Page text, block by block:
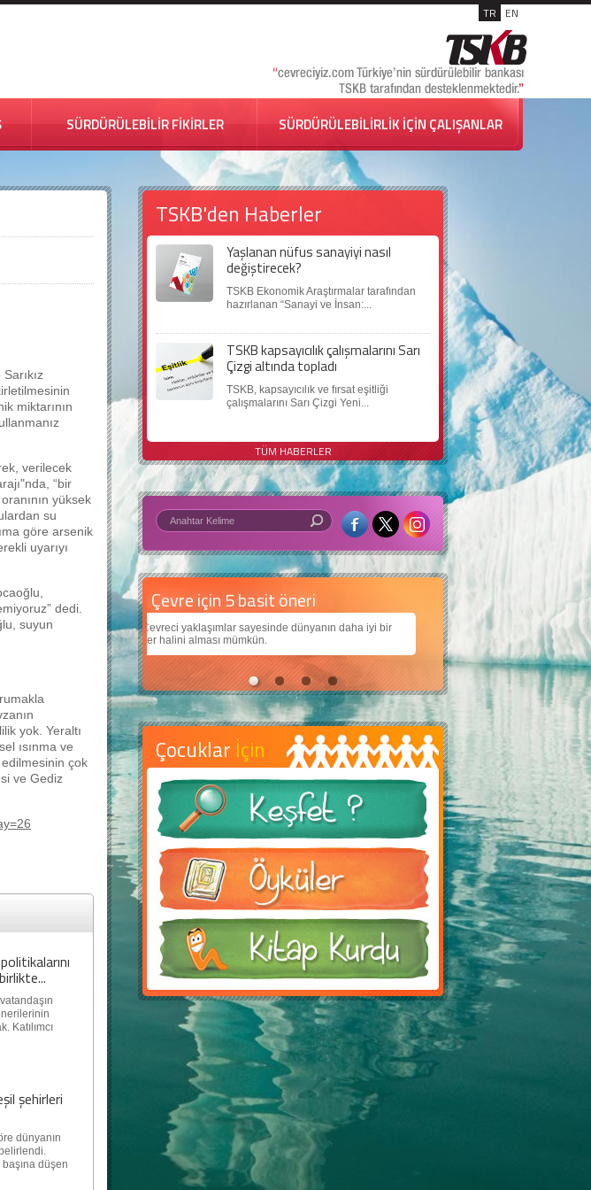
TR EN
SÜRDÜRÜLEBİLİR FİKİRLER SÜRDÜRÜLEBİLİRLİK İÇİN ÇALIŞANLAR
miktarının
verilecek
“bir
yüksek
su
göre arsenik
uyarıyı
dedi.
suyun
yok. Yeraltı
ısınma ve
edilmesinin çok
ve Gediz
Katılımcı
şehirleri
dünyanın
düşen
TSKB'den Haberler
Yaşlanan nüfus sanayiyi nasıl
değiştirecek?
TSKB Ekonomik Araştırmalar tarafından
hazırlanan “Sanayi ve İnsan:...
TSKB kapsayıcılık çalışmalarını Sarı
Çizgi altında topladı
TSKB, kapsayıcılık ve fırsat eşitliği
çalışmalarını Sarı Çizgi Yeni...
TÜM HABERLER
Çevre için 5 basit öneri
dünyanın daha iyi bir
Daha iyi bir dünya için yapay zekâ
Çocuklarımıza daha güzel bir dünya bırakabilmek için
teknolojiden nasıl yararlanırız?
Çocuklar İçin